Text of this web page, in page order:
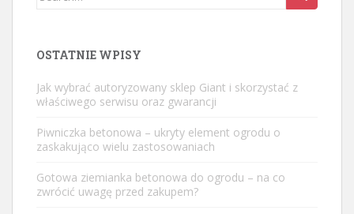
OSTATNIE WPISY
Jak wybrać autoryzowany sklep Giant i skorzystać z
właściwego serwisu oraz gwarancji
Piwniczka betonowa – ukryty element ogrodu o
zaskakująco wielu zastosowaniach
Gotowa ziemianka betonowa do ogrodu – na co
zwrócić uwagę przed zakupem?